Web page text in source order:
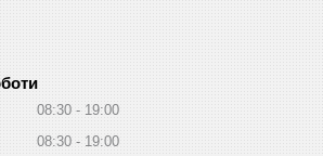
08:30
19:00
08:30
19:00